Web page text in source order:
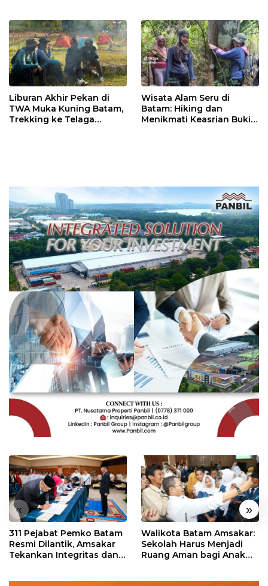
Liburan Akhir Pekan di
TWA Muka Kuning Batam,
Trekking ke Telaga
Wisata Alam Seru di
Batam: Hiking dan
Menikmati Keasrian Bukit
« »
311 Pejabat Pemko Batam
Resmi Dilantik, Amsakar
Tekankan Integritas dan
Walikota Batam Amsakar:
Sekolah Harus Menjadi
Ruang Aman bagi Anak